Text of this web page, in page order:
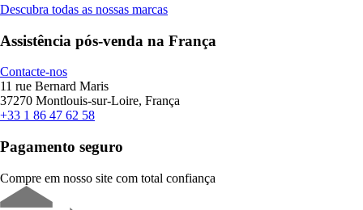
Descubra todas as nossas marcas
Assistência pós-venda na França
Contacte-nos
11 rue Bernard Maris
37270 Montlouis-sur-Loire, França
+33 1 86 47 62 58
Pagamento seguro
Compre em nosso site com total confiança